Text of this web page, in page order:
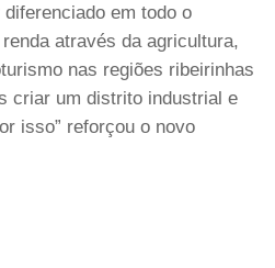
em todo o
através da agricultura,
nas regiões ribeirinhas
criar um distrito industrial e
isso” reforçou o novo